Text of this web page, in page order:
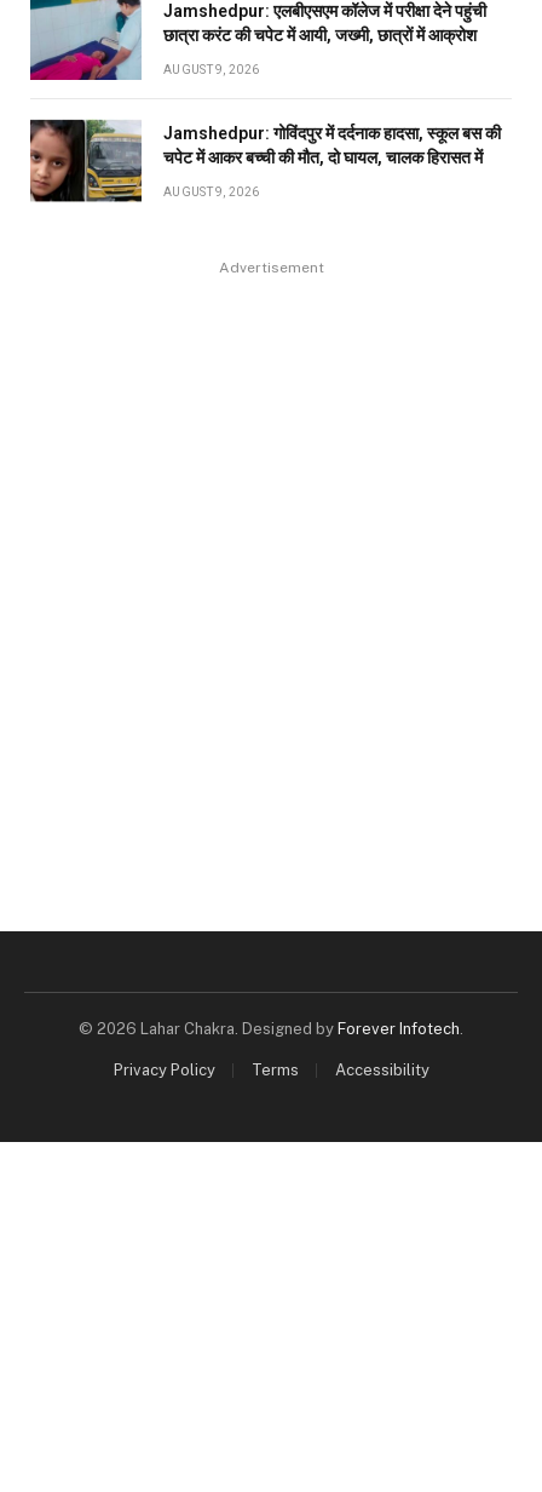
Jamshedpur: एलबीएसएम कॉलेज में परीक्षा देने पहुंची
छात्रा करंट की चपेट में आयी, जख्मी, छात्रों में आक्रोश
AUGUST 9, 2026
Jamshedpur: गोविंदपुर में दर्दनाक हादसा, स्कूल बस की
चपेट में आकर बच्ची की मौत, दो घायल, चालक हिरासत में
AUGUST 9, 2026
Advertisement
© 2026 Lahar Chakra. Designed by Forever Infotech.
Privacy Policy Terms Accessibility